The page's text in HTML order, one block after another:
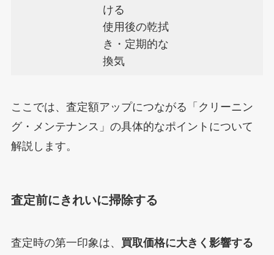
ける
使用後の乾拭
き・定期的な
換気
ここでは、査定額アップにつながる「クリーニン
グ・メンテナンス」の具体的なポイントについて
解説します。
査定前にきれいに掃除する
査定時の第一印象は、 買取価格に大きく影響する